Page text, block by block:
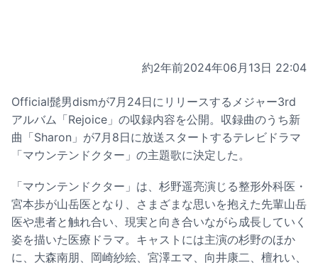
約2年前2024年06月13日 22:04
Official髭男dismが7月24日にリリースするメジャー3rd
アルバム「Rejoice」の収録内容を公開。収録曲のうち新
曲「Sharon」が7月8日に放送スタートするテレビドラマ
「マウンテンドクター」の主題歌に決定した。
「マウンテンドクター」は、杉野遥亮演じる整形外科医・
宮本歩が山岳医となり、さまざまな思いを抱えた先輩山岳
医や患者と触れ合い、現実と向き合いながら成長していく
姿を描いた医療ドラマ。キャストには主演の杉野のほか
に、大森南朋、岡崎紗絵、宮澤エマ、向井康二、檀れい、